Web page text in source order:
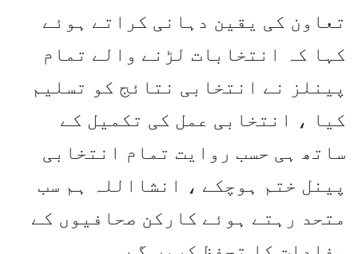
تعاون کی یقین دہانی کراتے ہوئے
کہا کہ انتخابات لڑنے والے تمام
پینلز نے انتخابی نتائج کو تسلیم
کیا ، انتخابی عمل کی تکمیل کے
ساتھ ہی حسب روایت تمام انتخابی
پینل ختم ہوچکے ، انشااللہ ہم سب
متحد رہتے ہوئے کارکن صحافیوں کے